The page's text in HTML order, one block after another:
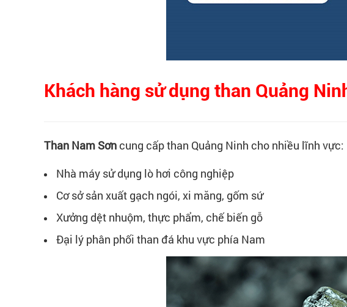
Khách hàng sử dụng than Quảng
Than Nam Sơncung cấp than Quảng Ninh cho nhiều lĩnh vực:
Nhà máy sử dụng lò hơi công nghiệp
Cơ sở sản xuất gạch ngói, xi măng, gốm sứ
Xưởng dệt nhuộm, thực phẩm, chế biến gỗ
Đại lý phân phối than đá khu vực phía Nam